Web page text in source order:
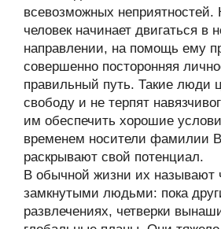
всевозможных неприятностей.
человек начинает двигаться в
направлении, на помощь ему
совершенно посторонняя
правильный путь. Такие люди
свободу и не терпят
им обеспечить хорошие
временем носители фамилии
раскрывают свой потенциал.
В обычной жизни их называют
замкнутыми людьми: пока
развлечениях, четверки